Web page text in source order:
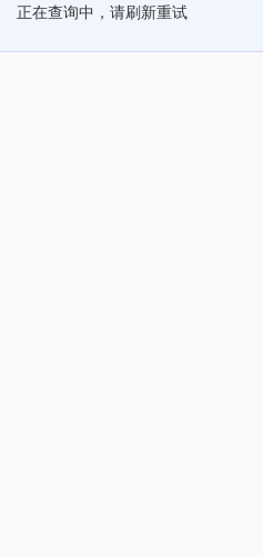
正在查询中，请刷新重试